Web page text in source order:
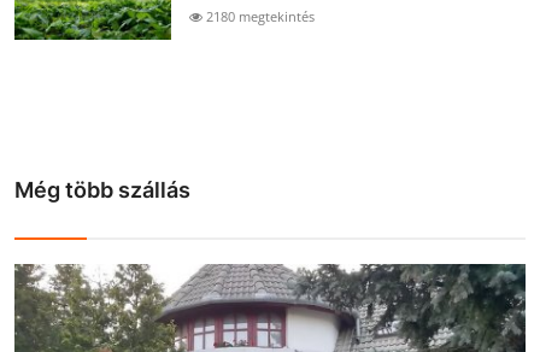
2180 megtekintés
Még több szállás